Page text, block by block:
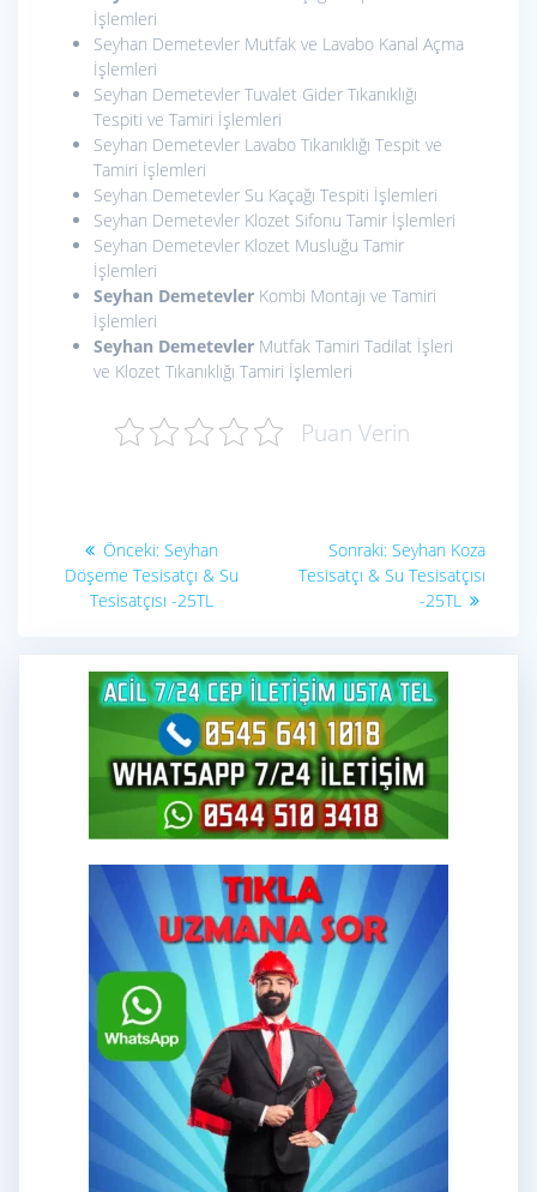
İşlemleri
Seyhan Demetevler Mutfak ve Lavabo Kanal Açma
İşlemleri
Seyhan Demetevler Tuvalet Gider Tıkanıklığı
Tespiti ve Tamiri İşlemleri
Seyhan Demetevler Lavabo Tıkanıklığı Tespit ve
Tamiri İşlemleri
Seyhan Demetevler Su Kaçağı Tespiti İşlemleri
Seyhan Demetevler Klozet Sifonu Tamir İşlemleri
Seyhan Demetevler Klozet Musluğu Tamir
İşlemleri
Seyhan Demetevler Kombi Montajı ve Tamiri
İşlemleri
Seyhan Demetevler Mutfak Tamiri Tadilat İşleri
ve Klozet Tıkanıklığı Tamiri İşlemleri
Puan Verin
Yazı
gezinmesi
Önceki: Önceki
yazı:
Seyhan
Döşeme Tesisatçı & Su
Tesisatçısı -25TL
Sonraki: Sonraki
yazı:
Seyhan Koza
Tesisatçı & Su Tesisatçısı
-25TL